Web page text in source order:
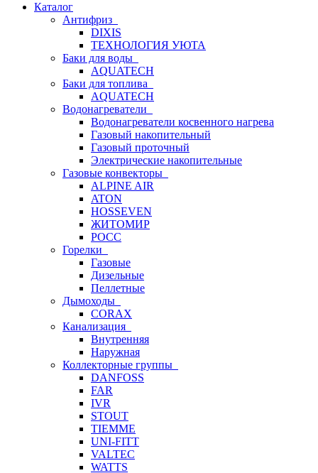
Каталог
Антифриз
DIXIS
ТЕХНОЛОГИЯ УЮТА
Баки для воды
AQUATECH
Баки для топлива
AQUATECH
Водонагреватели
Водонагреватели косвенного нагрева
Газовый накопительный
Газовый проточный
Электрические накопительные
Газовые конвекторы
ALPINE AIR
ATON
HOSSEVEN
ЖИТОМИР
РОСС
Горелки
Газовые
Дизельные
Пеллетные
Дымоходы
CORAX
Канализация
Внутренняя
Наружная
Коллекторные группы
DANFOSS
FAR
IVR
STOUT
TIEMME
UNI-FITT
VALTEC
WATTS